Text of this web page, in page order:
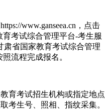
www.ganseea.cn，点击
育考试综合管理平台-考生服
肃省国家教育考试综合管理
流程完成报名。
育考试招生机构或指定地点
考生号、照相、指纹采集。